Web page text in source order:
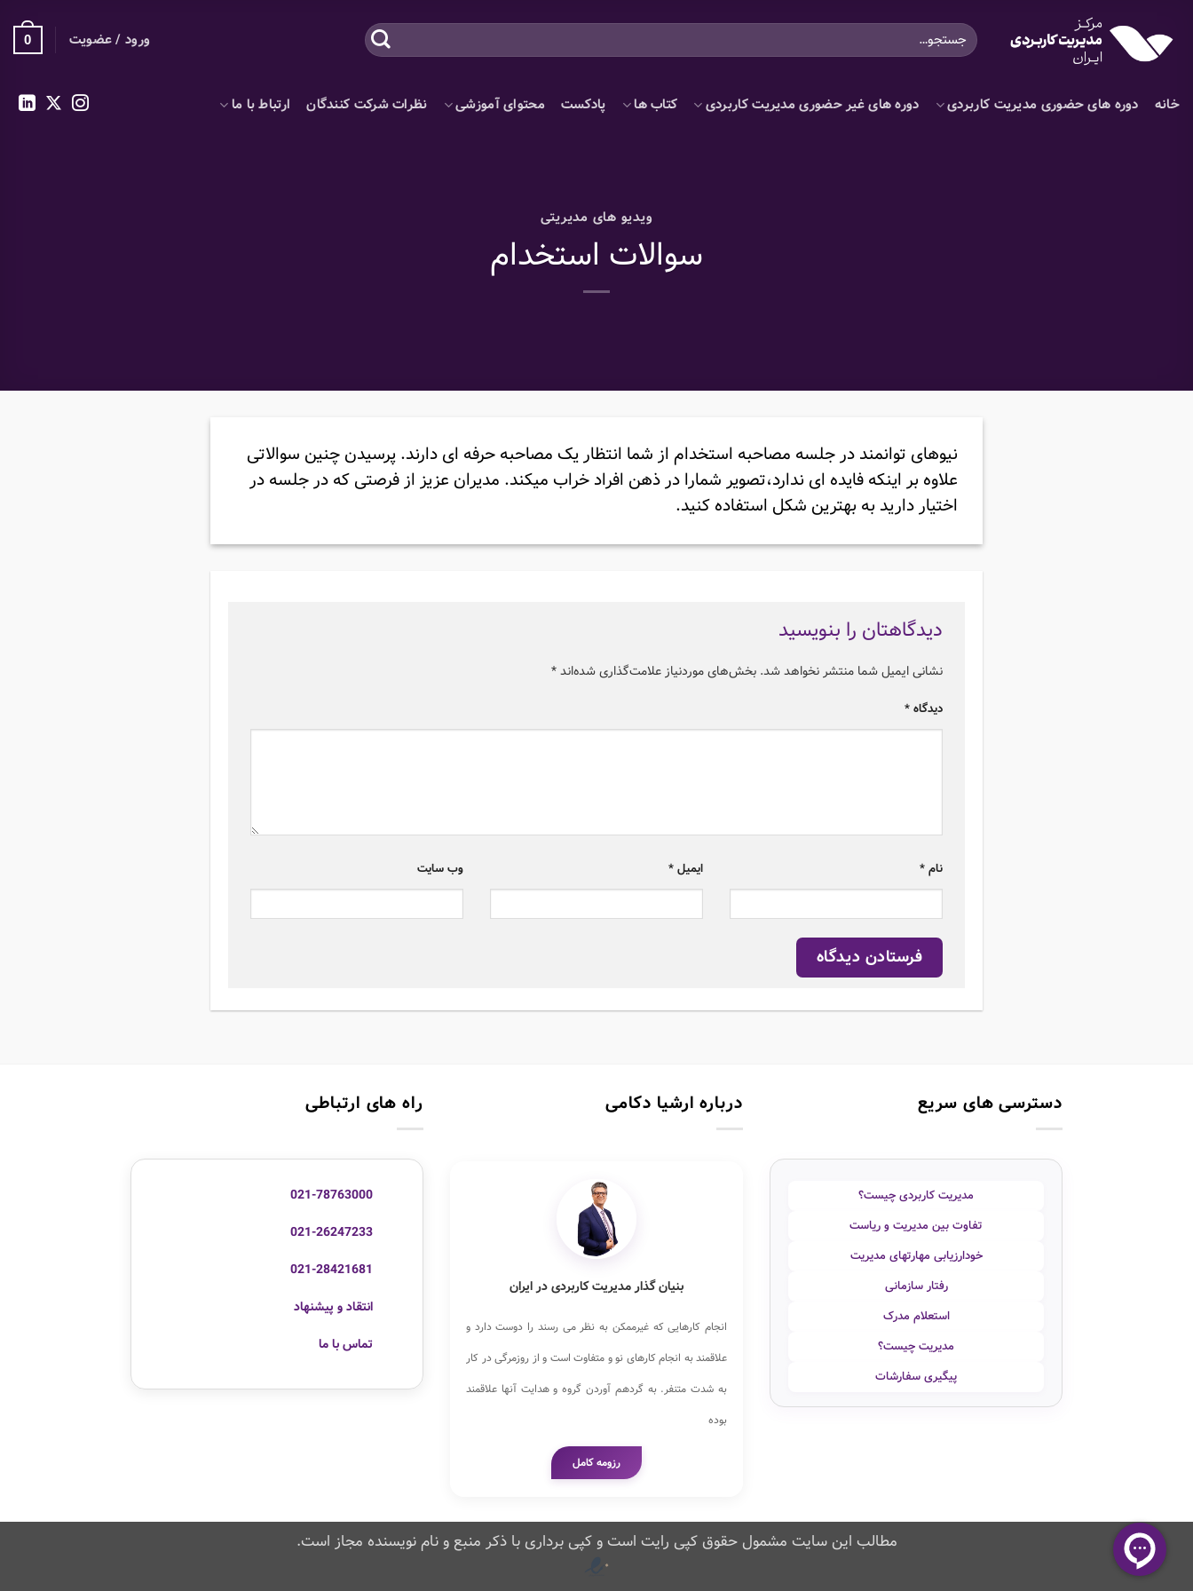
content
جستجو
برای:
ورود / عضویت 0
خانه دوره های حضوری مدیریت کاربردی دوره های غیر حضوری مدیریت کاربردی کتاب ها پادکست محتوای آموزشی نظرات شرکت کنندگان ارتباط با ما
ویدیو های مدیریتی
سوالات استخدام
نیوهای توانمند در جلسه مصاحبه استخدام از شما انتظار یک مصاحبه حرفه ای دارند. پرسیدن چنین سوالاتی
علاوه بر اینکه فایده ای ندارد،تصویر شمارا در ذهن افراد خراب میکند. مدیران عزیز از فرصتی که در جلسه در
اختیار دارید به بهترین شکل استفاده کنید.
دیدگاهتان را بنویسید
نشانی ایمیل شما منتشر نخواهد شد. بخش‌های موردنیاز علامت‌گذاری شده‌اند*
دیدگاه *
نام * ایمیل * وب‌ سایت
دسترسی های سریع
مدیریت کاربردی چیست؟
تفاوت بین مدیریت و ریاست
خودارزیابی مهارتهای مدیریت
رفتار سازمانی
استعلام مدرک
مدیریت چیست؟
پیگیری سفارشات
درباره ارشیا دکامی
بنیان گذار مدیریت کاربردی در ایران
انجام کارهایی که غیرممکن به نظر می رسند را دوست دارد و
علاقمند به انجام کارهای نو و متفاوت است و از روزمرگی در کار
به شدت متنفر. به گردهم آوردن گروه و هدایت آنها علاقمند
بوده
رزومه کامل
راه های ارتباطی
021-78763000
021-26247233
021-28421681
انتقاد و پیشنهاد
تماس با ما
مطالب این سایت مشمول حقوق کپی رایت است و کپی برداری با ذکر منبع و نام نویسنده مجاز است.